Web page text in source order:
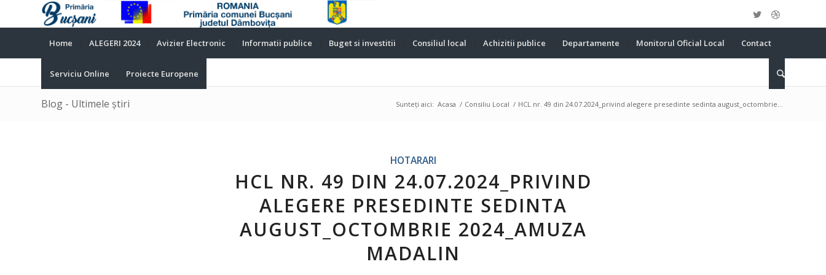
Home ALEGERI 2024 Avizier Electronic Informatii publice Buget si investitii Consiliul local Achizitii publice Departamente Monitorul Oficial Local Contact
Serviciu Online Proiecte Europene
Blog - Ultimele știri Sunteți aici: Acasa / Consiliu Local / HCL nr. 49 din 24.07.2024_privind alegere presedinte sedinta august_octombrie...
HOTARARI
HCL NR. 49 DIN 24.07.2024_PRIVIND
ALEGERE PRESEDINTE SEDINTA
AUGUST_OCTOMBRIE 2024_AMUZA
MADALIN